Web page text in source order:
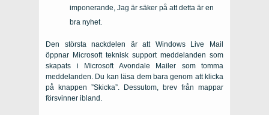
imponerande, Jag är säker på att detta är en
bra nyhet.
Den största nackdelen är att Windows Live Mail
öppnar Microsoft teknisk support meddelanden som
skapats i Microsoft Avondale Mailer som tomma
meddelanden. Du kan läsa dem bara genom att klicka
på knappen ”Skicka”. Dessutom, brev från mappar
försvinner ibland.